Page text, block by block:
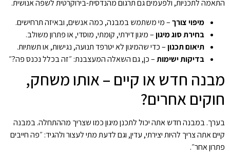
התאמה לתכניות, ולפעמים גם תרגום מהנדסית-בירוקרטית לשפה אנושית.
מיפוי צורך– מי משתמש במבנה, כמה אנשים, ובאיזה תרחישים.
בחירת סוג מיגון– מיגון דירתי, קומתי, מוסדי, או פתרון משולב.
תיאום תכנון– כדי שהמיגון לא יטרפד תנועה, נגישות, או תשתיות.
בדיקות ישימות– כן, גם השאלה המעצבנת: ״זה בכלל נכנס פה?״
מבנה חדש או קיים – אותו משחק,
חוקים אחרים?
בערך. במבנה חדש אתה יכול לתכנן מיגון כמו שצריך מההתחלה. במבנה
קיים אתה צריך להיות יצירתי, עדין, וגם לדעת מתי לעצור ולהגיד: ״פה חייבים
פתרון אחר״.